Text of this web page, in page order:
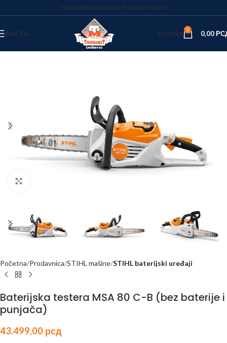
O NAMAPRODAVNICESERVISKONTAKT
AKCIJA Podrška 0 0,00
Početna Prodavnica STIHL mašine STIHL baterijski uređaji
Baterijska testera MSA 80 C-B (bez baterije i
punjača)
43.499,00 рсд